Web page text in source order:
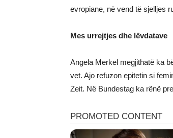
evropiane, në vend të sjelljes
Mes urrejtjes dhe lëvdatave
Angela Merkel megjithatë ka
vet. Ajo refuzon epitetin si
Zeit. Në Bundestag ka rënë